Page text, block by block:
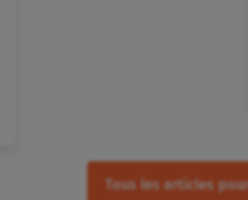
Tous les articles